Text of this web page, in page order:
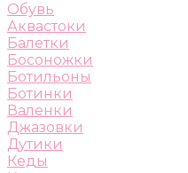
Обувь
Аквастоки
Балетки
Босоножки
Ботильоны
Ботинки
Валенки
Джазовки
Дутики
Кеды